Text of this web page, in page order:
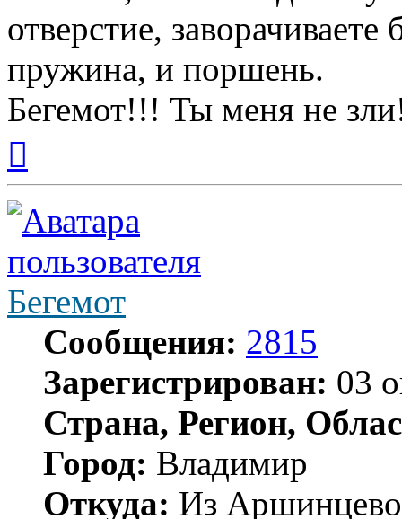
отверстие,
пружина, и поршень.
Бегемот!!! Ты меня не
началу
Бегемот
Сообщения: 2815
Зарегистрирован: 03
Страна, Регион,
Город: Владимир
Откуда: Из